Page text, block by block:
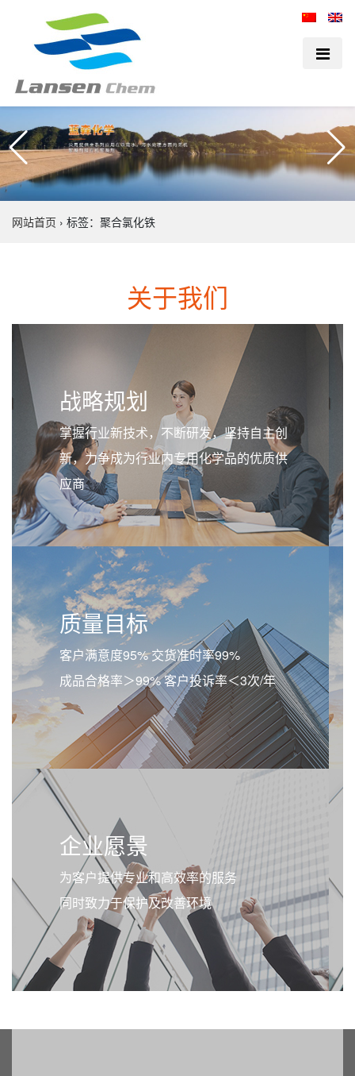
网站首页 › 标签：聚合氯化铁
关于我们
战略规划
掌握行业新技术，不断研发，坚持自主创
新，力争成为行业内专用化学品的优质供
应商
质量目标
客户满意度95% 交货准时率99%
成品合格率＞99% 客户投诉率＜3次/年
企业愿景
为客户提供专业和高效率的服务
同时致力于保护及改善环境